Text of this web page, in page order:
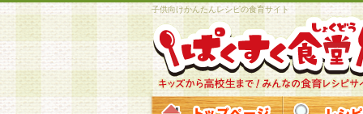
子供向けかんたんレシピの食育サイト